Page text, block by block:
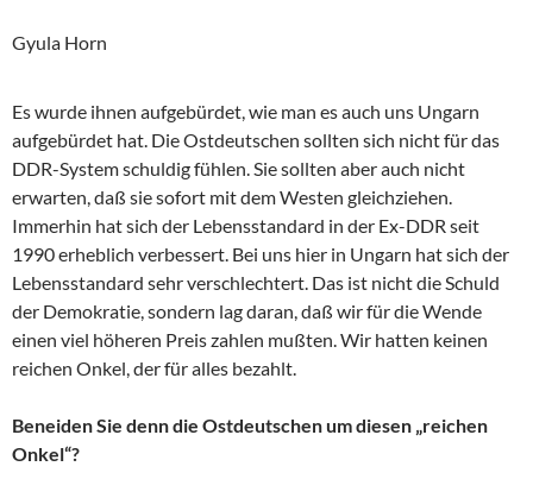
Gyula Horn
Es wurde ihnen aufgebürdet, wie man es auch uns Ungarn
aufgebürdet hat. Die Ostdeutschen sollten sich nicht für das
DDR-System schuldig fühlen. Sie sollten aber auch nicht
erwarten, daß sie sofort mit dem Westen gleichziehen.
Immerhin hat sich der Lebensstandard in der Ex-DDR seit
1990 erheblich verbessert. Bei uns hier in Ungarn hat sich der
Lebensstandard sehr verschlechtert. Das ist nicht die Schuld
der Demokratie, sondern lag daran, daß wir für die Wende
einen viel höheren Preis zahlen mußten. Wir hatten keinen
reichen Onkel, der für alles bezahlt.
Beneiden Sie denn die Ostdeutschen um diesen „reichen
Onkel“?